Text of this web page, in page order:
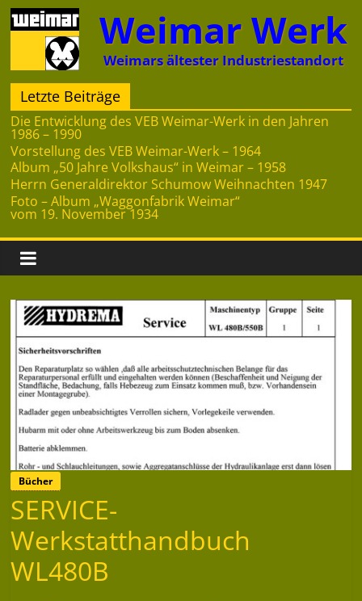
Zum
Inhalt
springen
Weimar Werk
Weimars ältester Industriestandort
Letzte Beiträge
Die Entwicklung des VEB Weimar-Werk in den Jahren
1986 – 1990
Vorstellung des VEB Weimar-Werk – 1964
Album „50 Jahre Volkshaus“ in Weimar – 1958
Herrn Generaldirektor Schumow Weihnachten 1947
Foto – Album „Waggonfabrik Weimar“
vom 19. November 1934
Bücher
SERVICE-
Werkstatthandbuch
WL480B